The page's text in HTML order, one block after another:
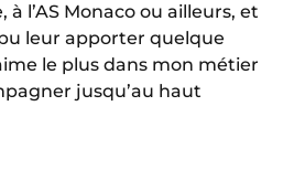
l’AS Monaco ou ailleurs, et
leur apporter quelque
le plus dans mon métier
jusqu’au haut